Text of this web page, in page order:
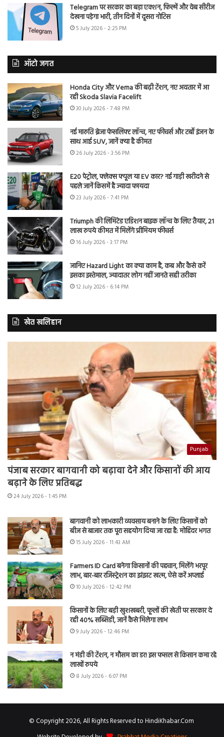
Telegram पर सरकार का बड़ा एक्शन, फिल्में और वेब सीरीज
देखना पड़ेगा भारी, तीन दिनों में दूसरा नोटिस
5 July 2026 - 2:25 PM
ऑटो जगत
Honda City और Verna की बढ़ी टेंशन, नए अवतार में आ
रही Skoda Slavia Facelift
30 July 2026 - 7:48 PM
नई मारुति ब्रेजा फेसलिफ्ट लॉन्च, नए फीचर्स और टर्बो इंजन के
साथ आई SUV, जानें क्या है कीमत
26 July 2026 - 3:56 PM
E20 पेट्रोल, फ्लेक्स फ्यूल या EV कार? नई गाड़ी खरीदने से
पहले जानें किसमें है ज्यादा फायदा
23 July 2026 - 7:41 PM
Triumph की लिमिटेड एडिशन बाइक लॉन्च के लिए तैयार, 21
लाख रुपये कीमत में मिलेंगे प्रीमियम फीचर्स
16 July 2026 - 3:17 PM
जानिए Hazard Light का क्या काम है, कब और कैसे करें
इसका इस्तेमाल, ज्यादातर लोग नहीं जानते सही तरीका
12 July 2026 - 6:14 PM
खेत खलिहान
Punjab
पंजाब सरकार बागवानी को बढ़ावा देने और किसानों की आय
बढ़ाने के लिए प्रतिबद्ध
24 July 2026 - 1:45 PM
बागवानी को लाभकारी व्यवसाय बनाने के लिए किसानों को
बीज से बाजार तक पूरा सहयोग दिया जा रहा है: मोहिंदर भगत
15 July 2026 - 11:43 AM
Farmers ID Card बनेगा किसानों की पहचान, मिलेंगे भरपूर
लाभ, बार-बार रजिस्ट्रेशन का झंझट खत्म, ऐसे करें अप्लाई
10 July 2026 - 12:42 PM
किसानों के लिए बड़ी खुशखबरी, फूलों की खेती पर सरकार दे
रही 40% सब्सिडी, जानें कैसे मिलेगा लाभ
9 July 2026 - 12:46 PM
न मंडी की टेंशन, न मौसम का डर! इस फसल से किसान कमा रहे
लाखों रुपये
8 July 2026 - 6:07 PM
© Copyright 2026, All Rights Reserved to HindiKhabar.Com